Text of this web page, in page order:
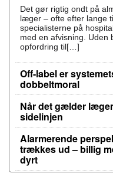
Det gør rigtig ondt på
læger – ofte efter lange
specialisterne på
med en afvisning. Uden
opfordring til[…]
Off-label er
dobbeltmoral
Når det gælder
sidelinjen
Alarmerende
trækkes ud – billig
dyrt